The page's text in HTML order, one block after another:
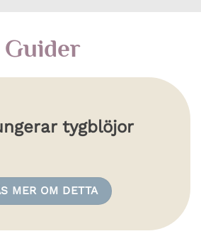
Guider
tygblöjor
MER OM DETTA